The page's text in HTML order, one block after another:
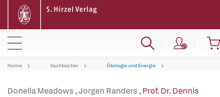
Home Sachbücher Ökologie und Energie
Donella Meadows ,Jorgen Randers ,Prof. Dr. Dennis